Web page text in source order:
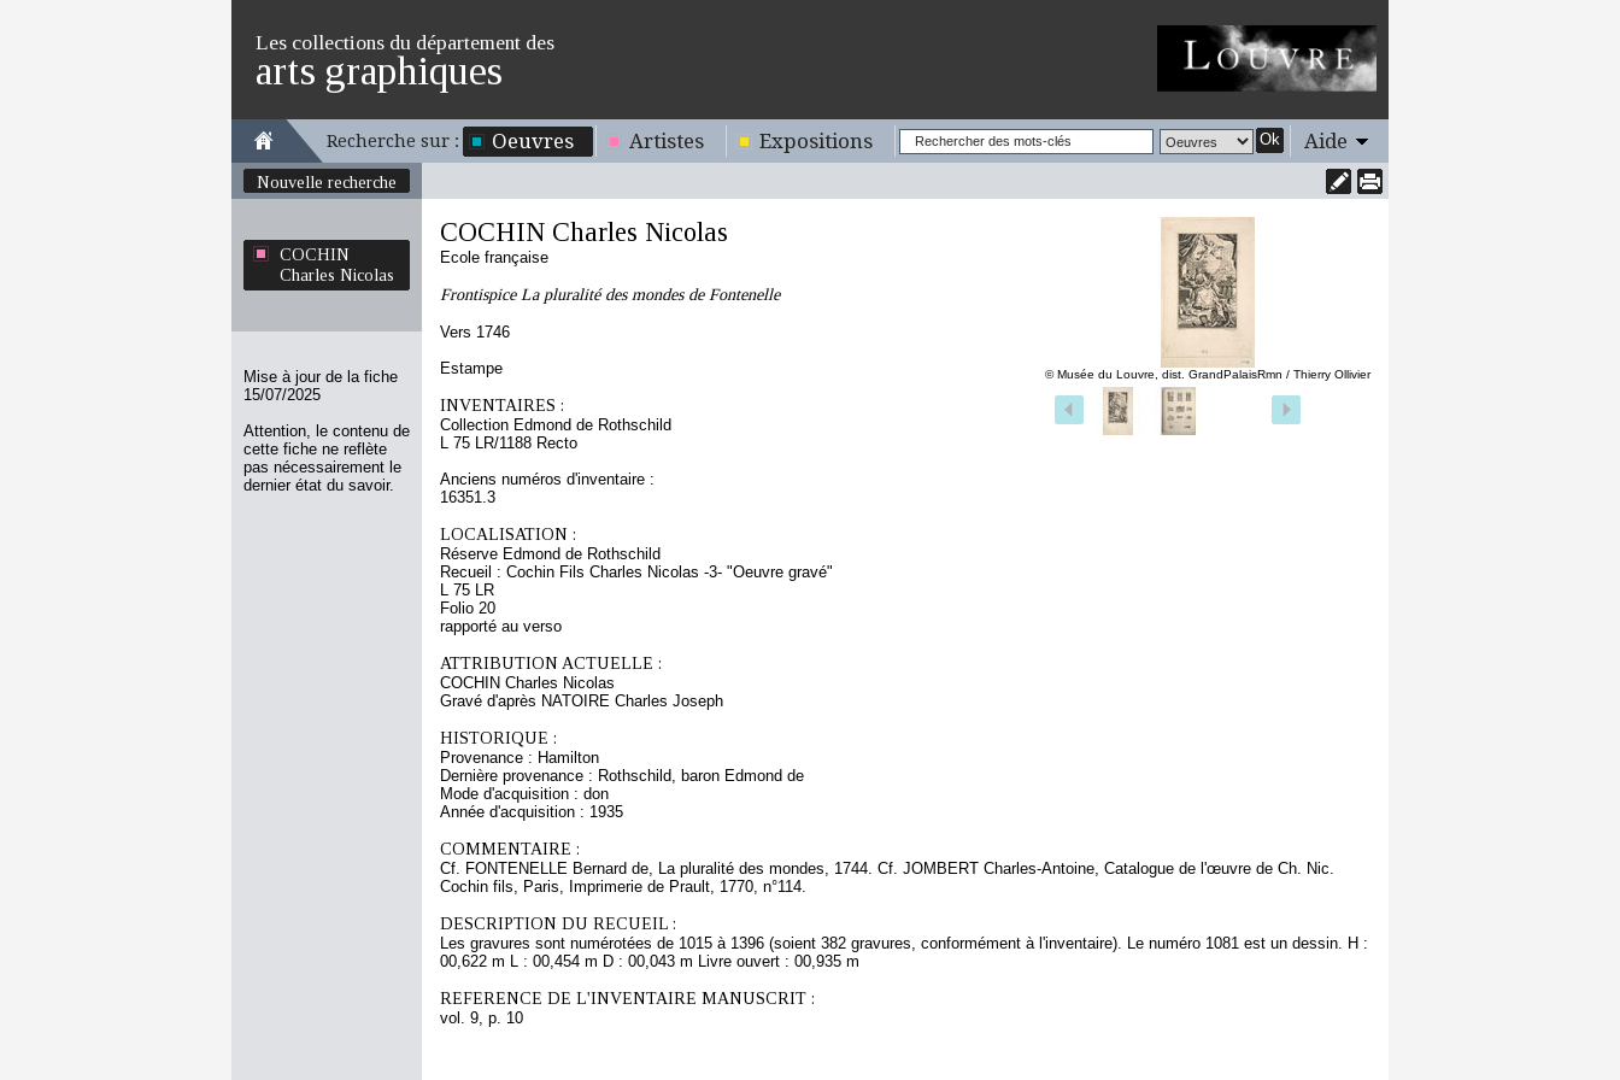
Les collections du département des
arts graphiques
Recherche sur : Oeuvres Artistes Expositions Ok Aide
Nouvelle recherche
COCHIN
Charles Nicolas
Mise à jour de la fiche
15/07/2025
Attention, le contenu de
cette fiche ne reflète
pas nécessairement le
dernier état du savoir.
© Musée du Louvre, dist. GrandPalaisRmn / Thierry Ollivier
COCHIN Charles Nicolas
Ecole française
Frontispice La pluralité des mondes de Fontenelle
Vers 1746
Estampe
INVENTAIRES :
Collection Edmond de Rothschild
L 75 LR/1188 Recto
Anciens numéros d'inventaire :
16351.3
LOCALISATION :
Réserve Edmond de Rothschild
Recueil : Cochin Fils Charles Nicolas -3- "Oeuvre gravé"
L 75 LR
Folio 20
rapporté au verso
ATTRIBUTION ACTUELLE :
COCHIN Charles Nicolas
Gravé d'après NATOIRE Charles Joseph
HISTORIQUE :
Provenance : Hamilton
Dernière provenance : Rothschild, baron Edmond de
Mode d'acquisition : don
Année d'acquisition : 1935
COMMENTAIRE :
Cf. FONTENELLE Bernard de, La pluralité des mondes, 1744. Cf. JOMBERT Charles-Antoine, Catalogue de l'œuvre de Ch. Nic.
Cochin fils, Paris, Imprimerie de Prault, 1770, n°114.
DESCRIPTION DU RECUEIL :
Les gravures sont numérotées de 1015 à 1396 (soient 382 gravures, conformément à l'inventaire). Le numéro 1081 est un dessin. H :
00,622 m L : 00,454 m D : 00,043 m Livre ouvert : 00,935 m
REFERENCE DE L'INVENTAIRE MANUSCRIT :
vol. 9, p. 10